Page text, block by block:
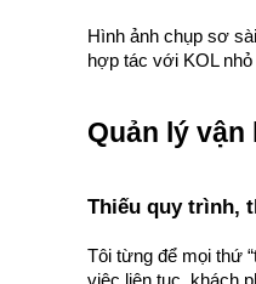
Hình ảnh chụp sơ
hợp tác với KOL
Quản lý
Thiếu quy trình,
Tôi từng để mọi thứ
việc liên tục, khách